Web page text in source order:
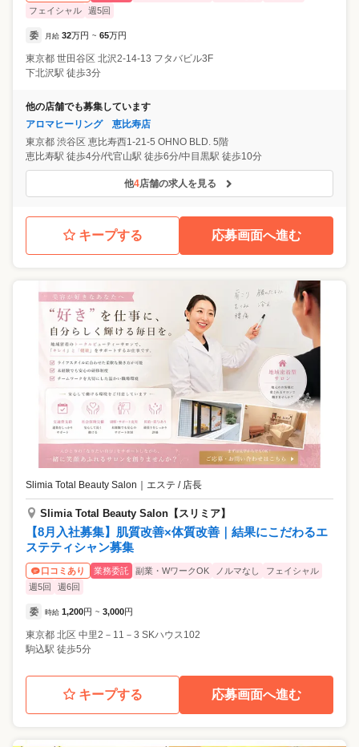
フェイシャル
週5回
委 月給 32万円 ~ 65万円
東京都 世田谷区 北沢2-14-13 フタバビル3F
下北沢駅 徒歩3分
他の店舗でも募集しています
アロマヒーリング 恵比寿店
東京都 渋谷区 恵比寿西1-21-5 OHNO BLD. 5階
恵比寿駅 徒歩4分/代官山駅 徒歩6分/中目黒駅 徒歩10分
他4店舗の求人を見る
キープする 応募画面へ進む
Slimia Total Beauty Salon エステ / 店長
Slimia Total Beauty Salon【スリミア】
【8月入社募集】肌質改善×体質改善｜結果にこだわるエ
ステティシャン募集
口コミあり 業務委託 副業・WワークOK ノルマなし
フェイシャル
週5回
週6回
委 時給 1,200円 ~ 3,000円
東京都 北区 中里2－11－3 SKハウス102
駒込駅 徒歩5分
キープする 応募画面へ進む